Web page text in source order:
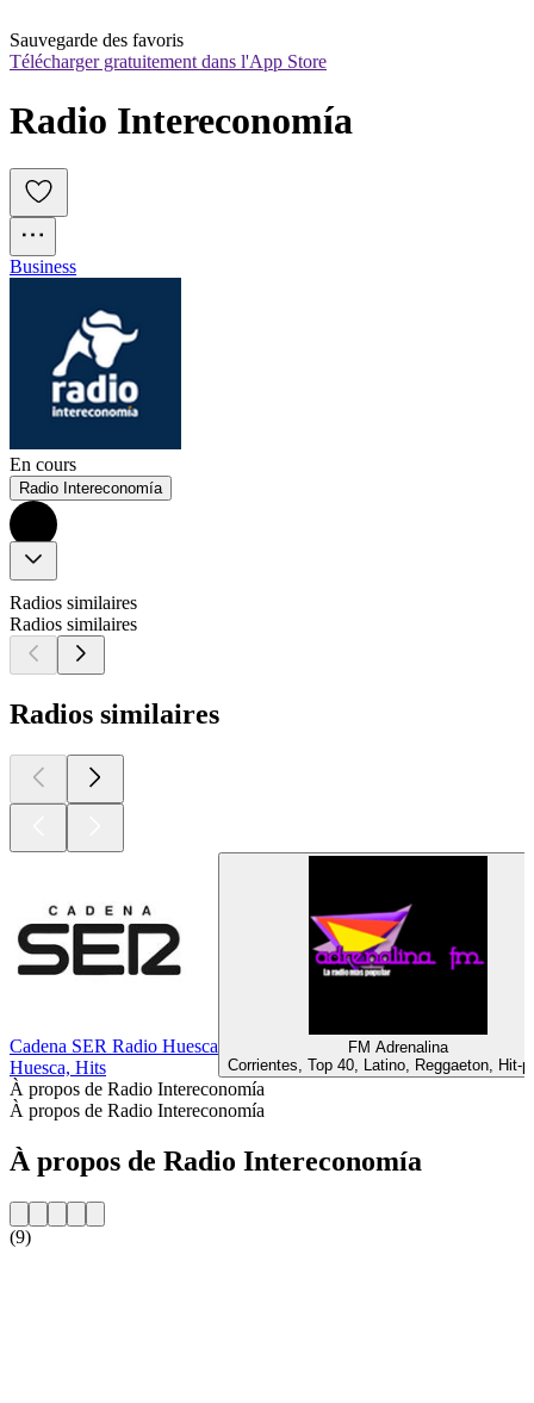
Sauvegarde des favoris
Télécharger gratuitement dans l'App Store
Radio Intereconomía
Business
En cours
Radio Intereconomía
Radios similaires
Radios similaires
Radios similaires
Cadena SER Radio Huesca
Huesca, Hits
FM Adrenalina
Corrientes, Top 40, Latino, Reggaeton, Hit-
À propos de Radio Intereconomía
À propos de Radio Intereconomía
À propos de Radio Intereconomía
(9)